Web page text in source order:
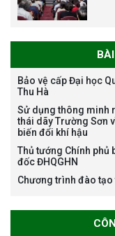
Bảo vệ cấp Đại học
Thu Hà
Sử dụng thông minh
thái dãy Trường Sơn
biến đổi khí hậu
Thủ tướng Chính phủ
đốc ĐHQGHN
Chương trình đào